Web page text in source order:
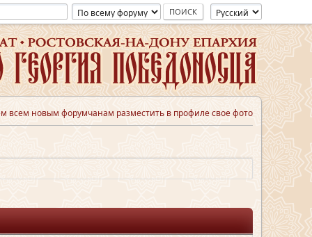
всем новым форумчанам разместить в профиле свое фото